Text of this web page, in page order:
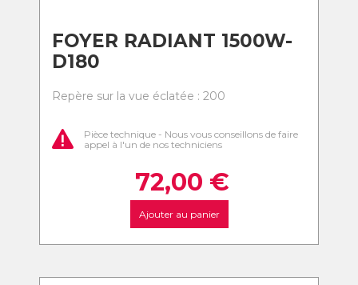
FOYER RADIANT 1500W-
D180
Repère sur la vue éclatée : 200
Pièce technique - Nous vous conseillons de faire
appel à l'un de nos techniciens
72,00 €
Ajouter au panier